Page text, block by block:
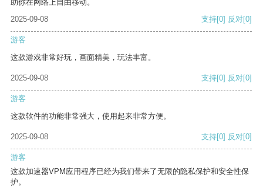
助你在网络上自由移动。
2025-09-08
支持[0] 反对[0]
游客
这款游戏非常好玩，画面精美，玩法丰富。
2025-09-08 支持[0] 反对[0]
游客
这款软件的功能非常强大，使用起来非常方便。
2025-09-08 支持[0] 反对[0]
游客
这款加速器VPM应用程序已经为我们带来了无限的隐私保护和安全性保
护。